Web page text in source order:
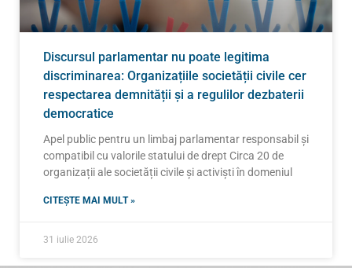
Discursul parlamentar nu poate legitima
discriminarea: Organizațiile societății civile cer
respectarea demnității și a regulilor dezbaterii
democratice
Apel public pentru un limbaj parlamentar responsabil și
compatibil cu valorile statului de drept Circa 20 de
organizații ale societății civile și activiști în domeniul
CITEȘTE MAI MULT »
31 iulie 2026